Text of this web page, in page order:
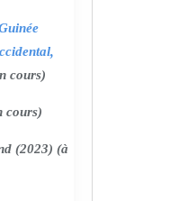
cours)
cours)
(2023) (à